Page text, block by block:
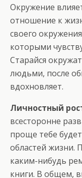
Окружение
отношение к
своего
которыми
Старайся
людьми, после
вдохновляет.
Личностный
всесторонне
проще тебе
областей жизни.
каким-нибудь
книги. В общем,